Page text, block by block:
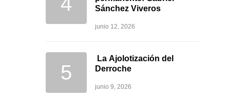
Sánchez Viveros
junio 12, 2026
La Ajolotización del
Derroche
junio 9, 2026